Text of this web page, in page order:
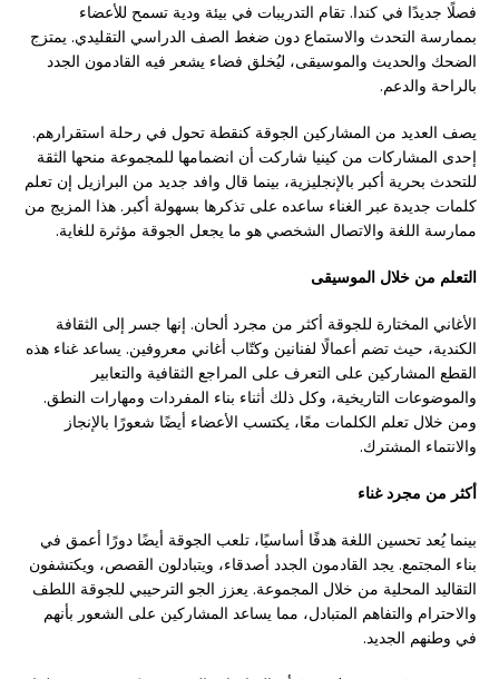
فصلًا جديدًا في كندا. تقام التدريبات في بيئة ودية تسمح للأعضاء
بممارسة التحدث والاستماع دون ضغط الصف الدراسي التقليدي. يمتزج
الضحك والحديث والموسيقى، ليُخلق فضاء يشعر فيه القادمون الجدد
بالراحة والدعم.
يصف العديد من المشاركين الجوقة كنقطة تحول في رحلة استقرارهم.
إحدى المشاركات من كينيا شاركت أن انضمامها للمجموعة منحها الثقة
للتحدث بحرية أكبر بالإنجليزية، بينما قال وافد جديد من البرازيل إن تعلم
كلمات جديدة عبر الغناء ساعده على تذكرها بسهولة أكبر. هذا المزيج من
ممارسة اللغة والاتصال الشخصي هو ما يجعل الجوقة مؤثرة للغاية.
التعلم من خلال الموسيقى
الأغاني المختارة للجوقة أكثر من مجرد ألحان. إنها جسر إلى الثقافة
الكندية، حيث تضم أعمالًا لفنانين وكتّاب أغاني معروفين. يساعد غناء هذه
القطع المشاركين على التعرف على المراجع الثقافية والتعابير
والموضوعات التاريخية، وكل ذلك أثناء بناء المفردات ومهارات النطق.
ومن خلال تعلم الكلمات معًا، يكتسب الأعضاء أيضًا شعورًا بالإنجاز
والانتماء المشترك.
أكثر من مجرد غناء
بينما يُعد تحسين اللغة هدفًا أساسيًا، تلعب الجوقة أيضًا دورًا أعمق في
بناء المجتمع. يجد القادمون الجدد أصدقاء، ويتبادلون القصص، ويكتشفون
التقاليد المحلية من خلال المجموعة. يعزز الجو الترحيبي للجوقة اللطف
والاحترام والتفاهم المتبادل، مما يساعد المشاركين على الشعور بأنهم
في وطنهم الجديد.